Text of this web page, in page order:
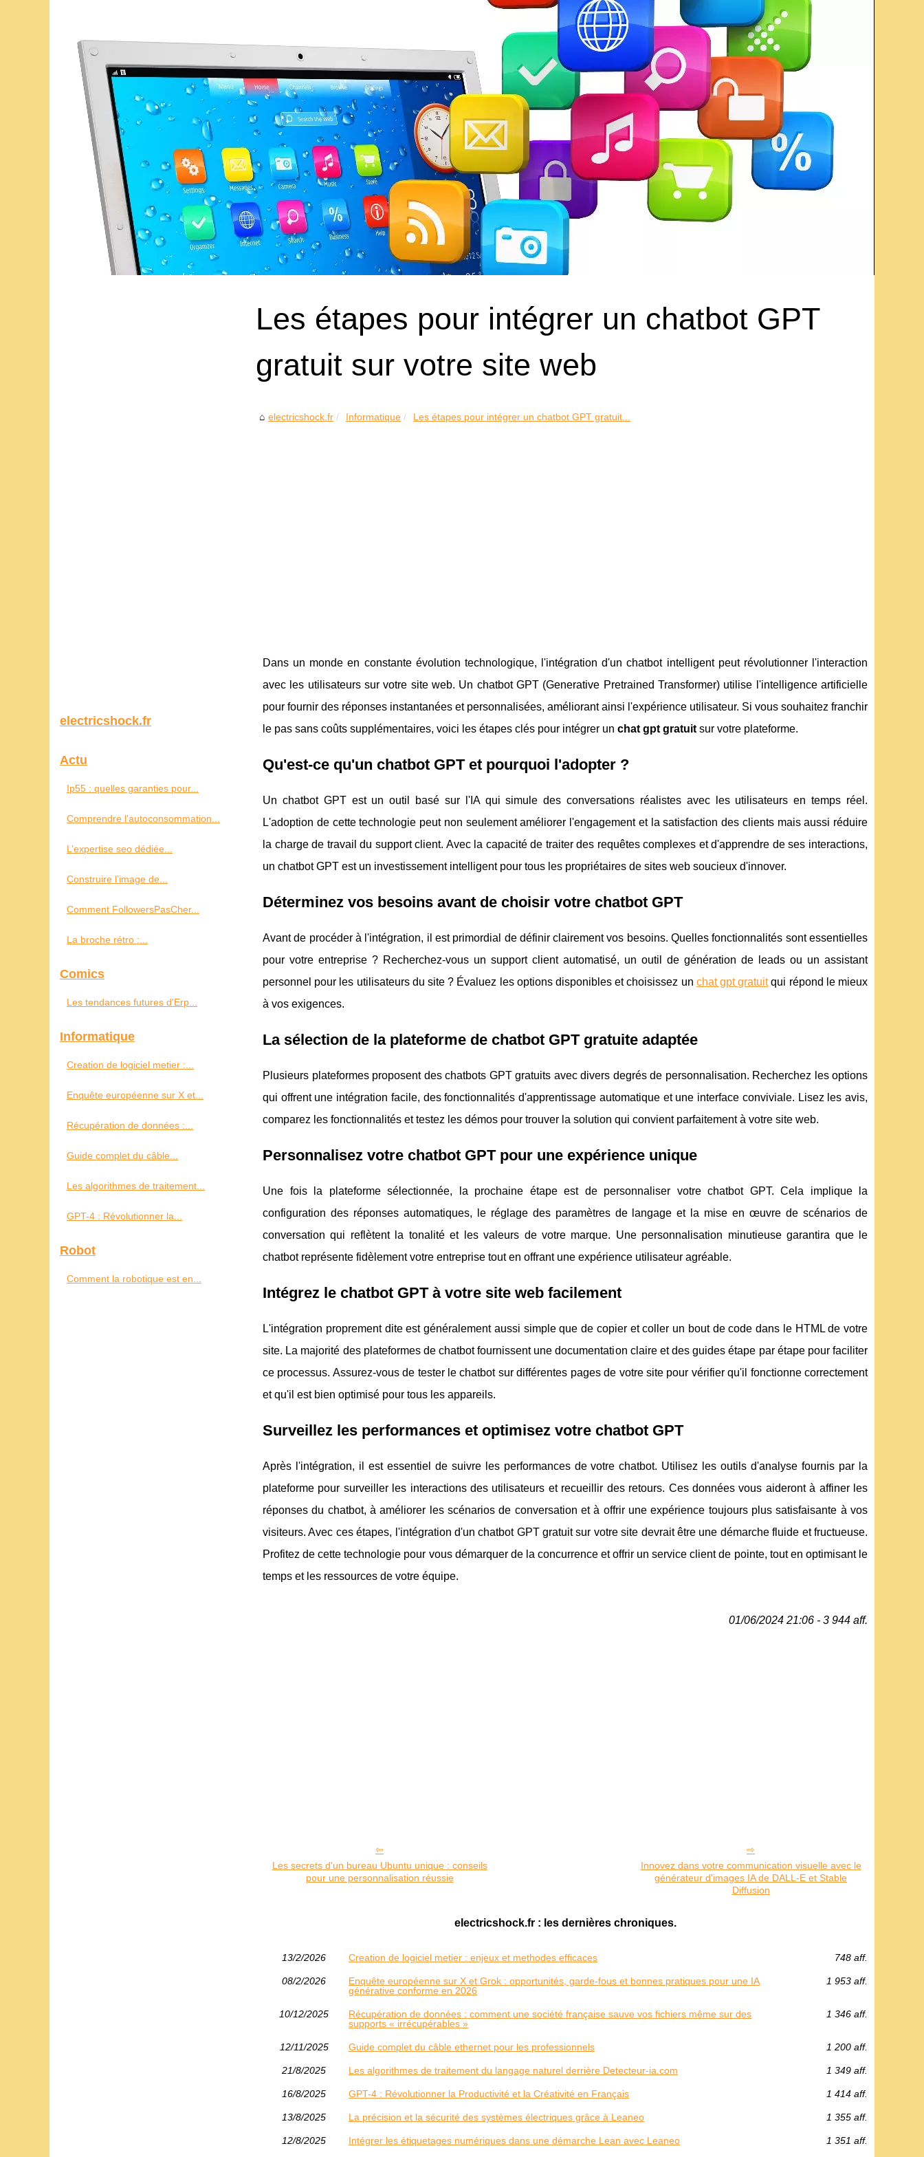
Les étapes pour intégrer un chatbot GPT
gratuit sur votre site web
electricshock.fr Informatique Les étapes pour intégrer un chatbot GPT gratuit...
Dans un monde en constante évolution technologique, l'intégration d'un chatbot intelligent peut révolutionner l'interaction
avec les utilisateurs sur votre site web. Un chatbot GPT (Generative Pretrained Transformer) utilise l'intelligence artificielle
pour fournir des réponses instantanées et personnalisées, améliorant ainsi l'expérience utilisateur. Si vous souhaitez franchir
le pas sans coûts supplémentaires, voici les étapes clés pour intégrer un chat gpt gratuit sur votre plateforme.
Qu'est-ce qu'un chatbot GPT et pourquoi l'adopter ?
Un chatbot GPT est un outil basé sur l'IA qui simule des conversations réalistes avec les utilisateurs en temps réel.
L'adoption de cette technologie peut non seulement améliorer l'engagement et la satisfaction des clients mais aussi réduire
la charge de travail du support client. Avec la capacité de traiter des requêtes complexes et d'apprendre de ses interactions,
un chatbot GPT est un investissement intelligent pour tous les propriétaires de sites web soucieux d'innover.
Déterminez vos besoins avant de choisir votre chatbot GPT
Avant de procéder à l'intégration, il est primordial de définir clairement vos besoins. Quelles fonctionnalités sont essentielles
pour votre entreprise ? Recherchez-vous un support client automatisé, un outil de génération de leads ou un assistant
personnel pour les utilisateurs du site ? Évaluez les options disponibles et choisissez un chat gpt gratuitqui répond le mieux
à vos exigences.
La sélection de la plateforme de chatbot GPT gratuite adaptée
Plusieurs plateformes proposent des chatbots GPT gratuits avec divers degrés de personnalisation. Recherchez les options
qui offrent une intégration facile, des fonctionnalités d'apprentissage automatique et une interface conviviale. Lisez les avis,
comparez les fonctionnalités et testez les démos pour trouver la solution qui convient parfaitement à votre site web.
Personnalisez votre chatbot GPT pour une expérience unique
Une fois la plateforme sélectionnée, la prochaine étape est de personnaliser votre chatbot GPT. Cela implique la
configuration des réponses automatiques, le réglage des paramètres de langage et la mise en œuvre de scénarios de
conversation qui reflètent la tonalité et les valeurs de votre marque. Une personnalisation minutieuse garantira que le
chatbot représente fidèlement votre entreprise tout en offrant une expérience utilisateur agréable.
Intégrez le chatbot GPT à votre site web facilement
L'intégration proprement dite est généralement aussi simple que de copier et coller un bout de code dans le HTML de votre
site. La majorité des plateformes de chatbot fournissent une documentation claire et des guides étape par étape pour faciliter
ce processus. Assurez-vous de tester le chatbot sur différentes pages de votre site pour vérifier qu'il fonctionne correctement
et qu'il est bien optimisé pour tous les appareils.
Surveillez les performances et optimisez votre chatbot GPT
Après l'intégration, il est essentiel de suivre les performances de votre chatbot. Utilisez les outils d'analyse fournis par la
plateforme pour surveiller les interactions des utilisateurs et recueillir des retours. Ces données vous aideront à affiner les
réponses du chatbot, à améliorer les scénarios de conversation et à offrir une expérience toujours plus satisfaisante à vos
visiteurs. Avec ces étapes, l'intégration d'un chatbot GPT gratuit sur votre site devrait être une démarche fluide et fructueuse.
Profitez de cette technologie pour vous démarquer de la concurrence et offrir un service client de pointe, tout en optimisant le
temps et les ressources de votre équipe.
01/06/2024 21:06 - 3 944 aff.
Les secrets d'un bureau Ubuntu unique : conseils
pour une personnalisation réussie
Innovez dans votre communication visuelle avec le
générateur d'images IA de DALL-E et Stable
Diffusion
electricshock.fr : les dernières chroniques.
13/2/2026 Creation de logiciel metier : enjeux et methodes efficaces 748 aff.
08/2/2026
Enquête européenne sur X et Grok : opportunités, garde-fous et bonnes pratiques pour une IA
générative conforme en 2026
1 953 aff.
10/12/2025
Récupération de données : comment une société française sauve vos fichiers même sur des
supports « irrécupérables »
1 346 aff.
12/11/2025 Guide complet du câble ethernet pour les professionnels 1 200 aff.
21/8/2025 Les algorithmes de traitement du langage naturel derrière Detecteur-ia.com 1 349 aff.
16/8/2025 GPT-4 : Révolutionner la Productivité et la Créativité en Français 1 414 aff.
13/8/2025 La précision et la sécurité des systèmes électriques grâce à Leaneo 1 355 aff.
12/8/2025 Intégrer les étiquetages numériques dans une démarche Lean avec Leaneo 1 351 aff.
electricshock.fr
Actu
Ip55 : quelles garanties pour...
Comprendre l'autoconsommation...
L’expertise seo dédiée...
Construire l’image de...
Comment FollowersPasCher...
La broche rétro :...
Comics
Les tendances futures d'Erp...
Informatique
Creation de logiciel metier :...
Enquête européenne sur X et...
Récupération de données :...
Guide complet du câble...
Les algorithmes de traitement...
GPT-4 : Révolutionner la...
Robot
Comment la robotique est en...